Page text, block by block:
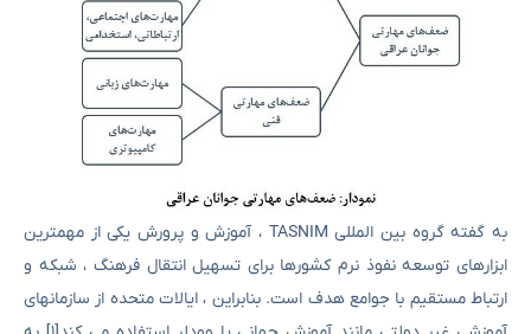
به گفته گروه بین المللی TASNIM ، آموزش و پرورش یکی از مهمترین
ابزارهای توسعه نفوذ نرم کشورها برای تسهیل انتقال فرهنگ ، شبکه و
ارتباط مستقیم با جوامع هدف است. بنابراین ، ایالات متحده از سازمانهای